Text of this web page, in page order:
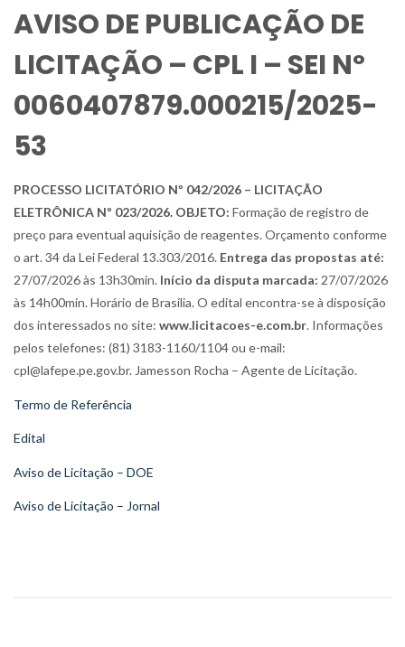
AVISO DE PUBLICAÇÃO DE
LICITAÇÃO – CPL I – SEI Nº
0060407879.000215/2025-
53
PROCESSO LICITATÓRIO Nº 042/2026 – LICITAÇÃO
ELETRÔNICA Nº 023/2026. OBJETO: Formação de registro de
preço para eventual aquisição de reagentes. Orçamento conforme
o art. 34 da Lei Federal 13.303/2016. Entrega das propostas até:
27/07/2026 às 13h30min. Início da disputa marcada: 27/07/2026
às 14h00min. Horário de Brasília. O edital encontra-se à disposição
dos interessados no site: www.licitacoes-e.com.br. Informações
pelos telefones: (81) 3183-1160/1104 ou e-mail:
cpl@lafepe.pe.gov.br. Jamesson Rocha – Agente de Licitação.
Termo de Referência
Edital
Aviso de Licitação – DOE
Aviso de Licitação – Jornal